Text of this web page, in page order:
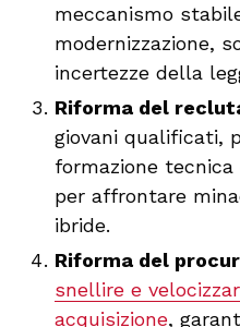
meccanismo
modernizzazione,
incertezze della
Riforma del
giovani qualificati,
formazione
per affrontare
ibride.
Riforma del
snellire e
acquisizione,